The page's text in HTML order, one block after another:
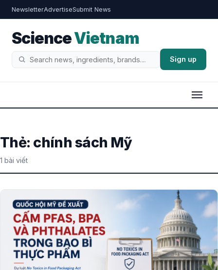
NewsletterAdvertiseSubmit News
ScienceVietnam
Tìm
Sign up
Thẻ: chính sách Mỹ
1 bài viết